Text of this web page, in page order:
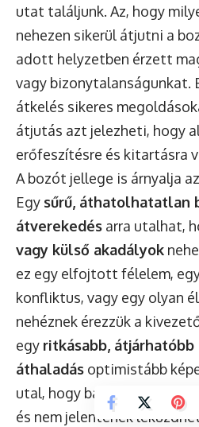
utat találjunk. Az, hogy
nehezen sikerül átjutni a
adott helyzetben érzett
vagy bizonytalanságunkat.
átkelés sikeres
átjutás azt jelezheti, hogy
erőfeszítésre és kitartásra
A bozót jellege is árnyalja
Egy sűrű, áthatolhatatlan
átverekedés arra utalhat,
vagy külső akadályok
ez egy elfojtott félelem,
konfliktus, vagy egy olyan
nehéznek érezzük a
egy ritkásabb,
áthaladás optimistább
utal, hogy bár vannak
és nem jelentenek